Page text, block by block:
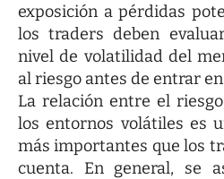
exposición a pérdidas
los traders deben
nivel de volatilidad del
al riesgo antes de entrar
La relación entre el
los entornos volátiles es
más importantes que los
cuenta. En general, se